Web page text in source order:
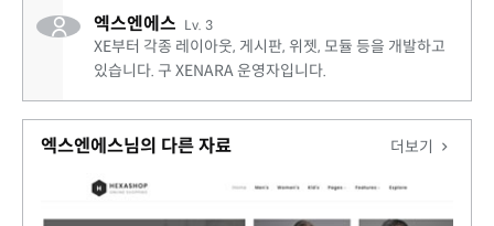
엑스엔에스 Lv. 3
XE부터 각종 레이아웃, 게시판, 위젯, 모듈 등을 개발하고
있습니다. 구 XENARA 운영자입니다.
엑스엔에스님의 다른 자료 더보기